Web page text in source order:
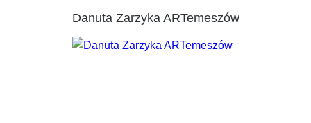
Danuta Zarzyka ARTemeszów